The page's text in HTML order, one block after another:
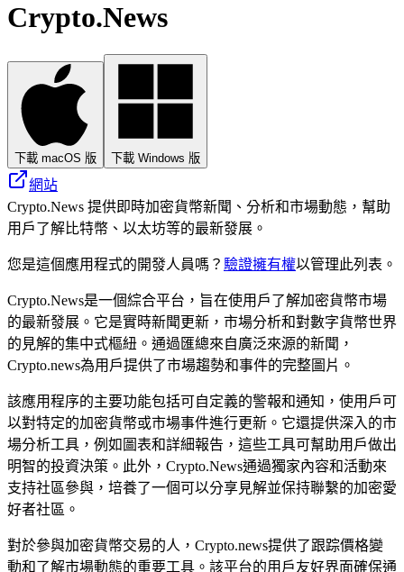
Crypto.News
下載 macOS 版 下載 Windows 版
網站
Crypto.News 提供即時加密貨幣新聞、分析和市場動態，幫助
用戶了解比特幣、以太坊等的最新發展。
您是這個應用程式的開發人員嗎？ 驗證擁有權以管理此列表。
Crypto.News是一個綜合平台，旨在使用戶了解加密貨幣市場
的最新發展。它是實時新聞更新，市場分析和對數字貨幣世界
的見解的集中式樞紐。通過匯總來自廣泛來源的新聞，
Crypto.news為用戶提供了市場趨勢和事件的完整圖片。
該應用程序的主要功能包括可自定義的警報和通知，使用戶可
以對特定的加密貨幣或市場事件進行更新。它還提供深入的市
場分析工具，例如圖表和詳細報告，這些工具可幫助用戶做出
明智的投資決策。此外，Crypto.News通過獨家內容和活動來
支持社區參與，培養了一個可以分享見解並保持聯繫的加密愛
好者社區。
對於參與加密貨幣交易的人，Crypto.news提供了跟踪價格變
動和了解市場動態的重要工具。該平台的用戶友好界面確保通